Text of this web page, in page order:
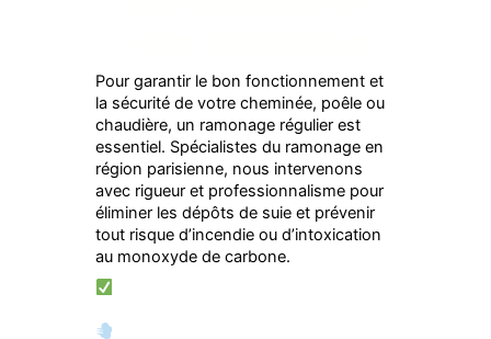
Pour garantir le bon fonctionnement et
la sécurité de votre cheminée, poêle ou
chaudière, un ramonage régulier est
essentiel. Spécialistes du ramonage en
région parisienne, nous intervenons
avec rigueur et professionnalisme pour
éliminer les dépôts de suie et prévenir
tout risque d’incendie ou d’intoxication
au monoxyde de carbone.